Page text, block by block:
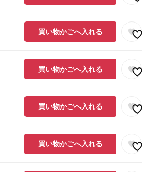
買い物かごへ入れる
買い物かごへ入れる
買い物かごへ入れる
買い物かごへ入れる